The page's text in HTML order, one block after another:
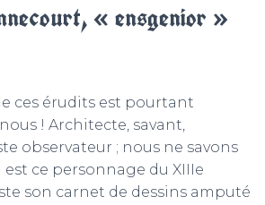
« ensgenior »
ces érudits est pourtant
! Architecte, savant,
observateur ; nous ne savons
ce personnage du XIIIe
son carnet de dessins amputé